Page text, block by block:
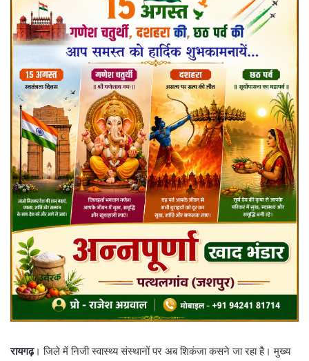
रायगढ़। जिले में निजी स्वास्थ्य संस्थानों पर अब शिकंजा कसने जा रहा है। मुख्य